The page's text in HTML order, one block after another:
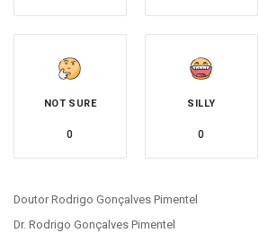
NOT SURE
0
SILLY
0
Doutor Rodrigo Gonçalves Pimentel
Dr. Rodrigo Gonçalves Pimentel